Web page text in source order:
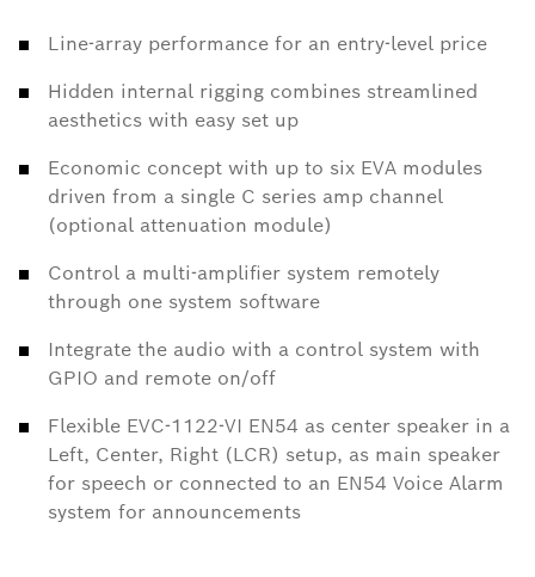
Line-array performance for an entry-level price
Hidden internal rigging combines streamlined
aesthetics with easy set up
Economic concept with up to six EVA modules
driven from a single C series amp channel
(optional attenuation module)
Control a multi-amplifier system remotely
through one system software
Integrate the audio with a control system with
GPIO and remote on/off
Flexible EVC-1122-VI EN54 as center speaker in a
Left, Center, Right (LCR) setup, as main speaker
for speech or connected to an EN54 Voice Alarm
system for announcements